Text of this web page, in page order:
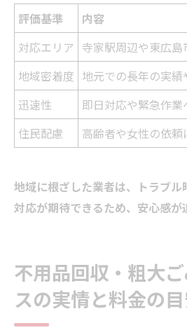
評価基準
内容
対応エリア 寺家駅周辺や東広島
地域密着度 地元での長年の実績
迅速性
即日対応や緊急作
住民配慮
高齢者や女性の依
地域に根ざした業者は、トラブ
対応が期待できるため、安心感が
不用品回収・粗大
スの実情と料金の